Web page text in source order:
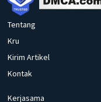
Tentang
Kru
Kirim Artikel
Kontak
Kerjasama